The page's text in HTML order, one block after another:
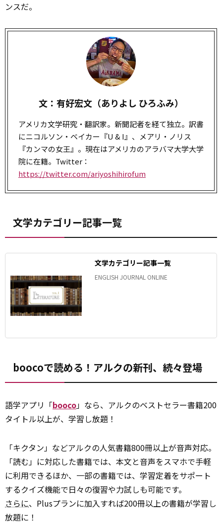
ンスだ。
文：有好宏文（ありよし ひろふみ）
アメリカ文学研究・翻訳家。新聞記者を経て独立。訳書
にニコルソン・ベイカー『U & I』、メアリ・ノリス
『カンマの女王』。現在はアメリカのアラバマ大学大学
院に在籍。Twitter：
https://twitter.com/ariyoshihirofum
文学カテゴリー記事一覧
文学カテゴリー記事一覧
ENGLISH JOURNAL ONLINE
boocoで読める！アルクの新刊、続々登場
語学アプリ「booco」なら、アルクのベストセラー書籍200
タイトル以上が、学習し放題！
「キクタン」などアルクの人気書籍800冊以上が音声対応。
「読む」に対応した書籍では、本文と音声をスマホで手軽
に利用できるほか、一部の書籍では、学習定着をサポート
するクイズ機能で日々の復習や力試しも可能です。
さらに、Plusプランに加入すれば200冊以上の書籍が学習し
放題に！